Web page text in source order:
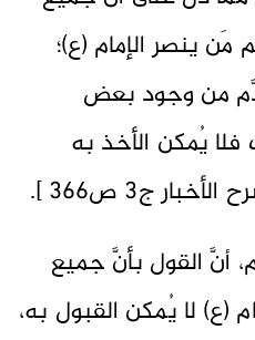
مَن ينصر الإمام (ع)؛
من وجود بعض
فلا يُمكن الأخذ به
ج3 ص366 ].
أنَّ القول بأنَّ جميع
(ع) لا يُمكن القبول به،